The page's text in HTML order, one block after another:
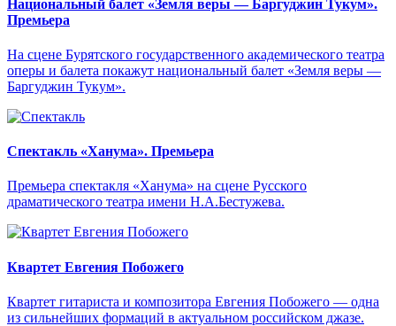
Национальный балет «Земля веры — Баргуджин Тукум‎».
Премьера
На сцене Бурятского государственного академического театра
оперы и балета покажут национальный балет «Земля веры —
Баргуджин Тукум‎».
Спектакль «Ханума». Премьера
Премьера спектакля «Ханума» на сцене Русского
драматического театра имени Н.А.Бестужева.
Квартет Евгения Побожего
Квартет гитариста и композитора Евгения Побожего — одна
из сильнейших формаций в актуальном российском джазе.